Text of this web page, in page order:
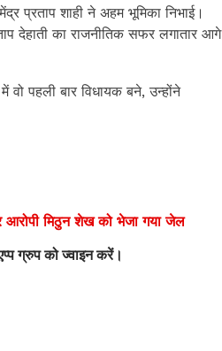
प्रताप शाही ने अहम भूमिका निभाई।
देहाती का राजनीतिक सफर लगातार आगे
पहली बार विधायक बने, उन्होंने
आरोपी मिठुन शेख को भेजा गया जेल
ग्रुप को ज्वाइन करें।